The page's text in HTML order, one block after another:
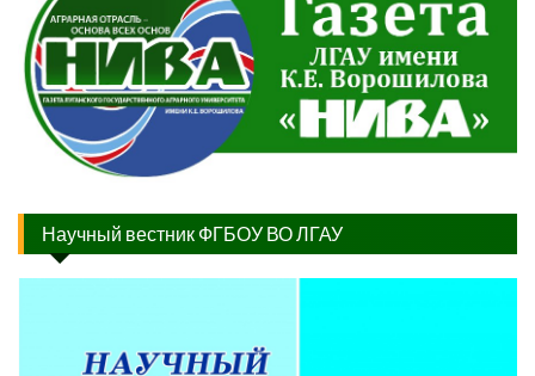
Научный вестник ФГБОУ ВО ЛГАУ